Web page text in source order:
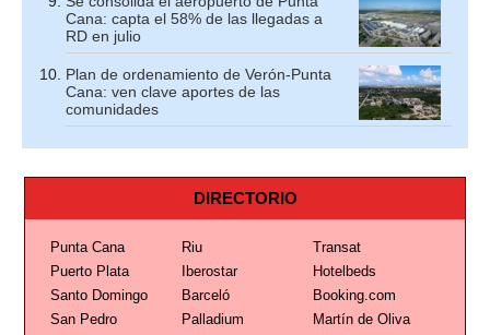
Cana: capta el 58% de las llegadas a
RD en julio
Plan de ordenamiento de Verón-Punta
Cana: ven clave aportes de las
comunidades
DIRECTORIO
Punta Cana Riu
Transat
Puerto Plata
Iberostar
Hotelbeds
Santo Domingo
Barceló
Booking.com
San Pedro
Palladium
Martín de Oliva